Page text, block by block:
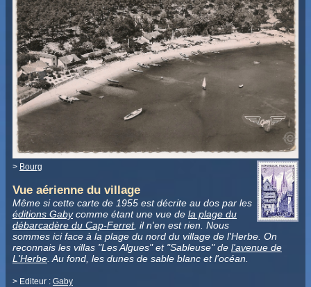
> Bourg
Vue aérienne du village
Même si cette carte de 1955 est décrite au dos par les
éditions Gabycomme étant une vue de la plage du
débarcadère du Cap-Ferret, il n'en est rien. Nous
sommes ici face à la plage du nord du village de l'Herbe. On
reconnais les villas "Les Algues" et "Sableuse" de l'avenue de
L'Herbe . Au fond, les dunes de sable blanc et l'océan.
> Editeur : Gaby